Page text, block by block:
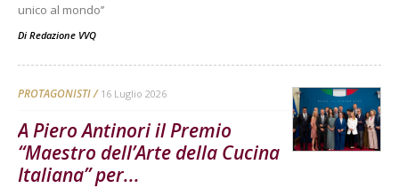
unico al mondo’’
Di Redazione VVQ
PROTAGONISTI 16 Luglio 2026
A Piero Antinori il Premio
“Maestro dell’Arte della Cucina
Italiana” per...